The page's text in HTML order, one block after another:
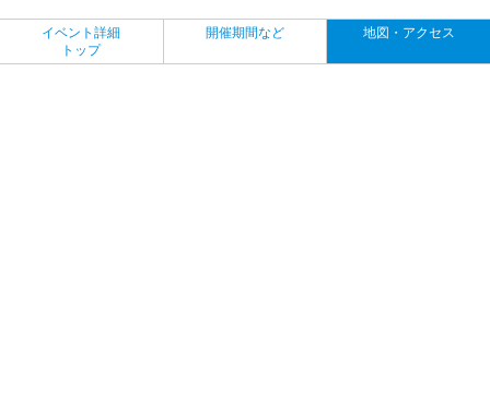
イベント詳細
トップ
開催期間など 地図・アクセス